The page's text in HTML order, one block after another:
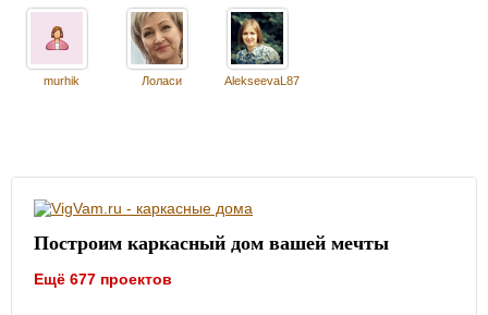
murhik Лоласи AlekseevaL87
Построим каркасный дом вашей мечты
Ещё 677 проектов